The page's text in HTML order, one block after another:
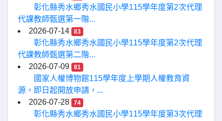
彰化縣秀水鄉秀水國民小學115學年度第2次代理
代課教師甄選第一階...
2026-07-14
83
彰化縣秀水鄉秀水國民小學115學年度第2次代理
代課教師甄選第二階...
2026-07-09
81
國家人權博物館115學年度上學期人權教育資
源，即日起開放申請，...
2026-07-28
74
彰化縣秀水鄉秀水國民小學115學年度第3次代理